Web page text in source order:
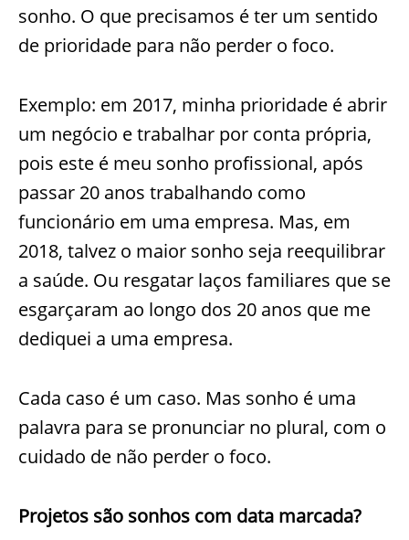
sonho. O que precisamos é ter um sentido
de prioridade para não perder o foco.
Exemplo: em 2017, minha prioridade é abrir
um negócio e trabalhar por conta própria,
pois este é meu sonho profissional, após
passar 20 anos trabalhando como
funcionário em uma empresa. Mas, em
2018, talvez o maior sonho seja reequilibrar
a saúde. Ou resgatar laços familiares que se
esgarçaram ao longo dos 20 anos que me
dediquei a uma empresa.
Cada caso é um caso. Mas sonho é uma
palavra para se pronunciar no plural, com o
cuidado de não perder o foco.
Projetos são sonhos com data marcada?